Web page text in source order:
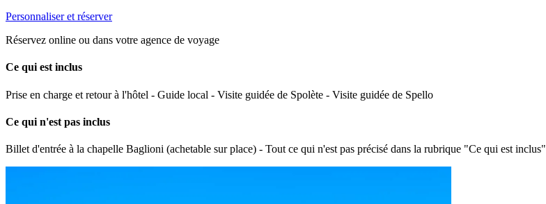
Personnaliser et réserver
Réservez online ou dans votre agence de voyage
Ce qui est inclus
Prise en charge et retour à l'hôtel - Guide local - Visite guidée de Spolète - Visite guidée de Spello
Ce qui n'est pas inclus
Billet d'entrée à la chapelle Baglioni (achetable sur place) - Tout ce qui n'est pas précisé dans la rubrique "Ce qui est inclus"